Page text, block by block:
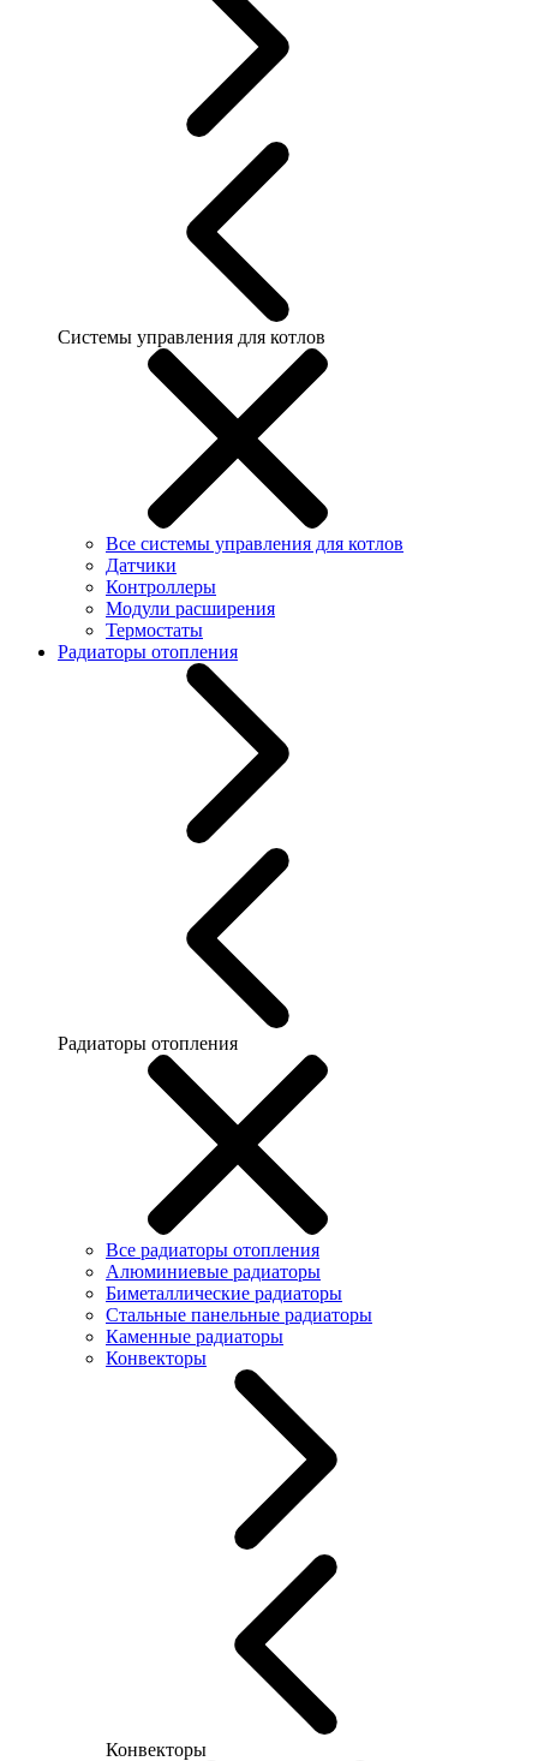
Системы управления для котлов
Все системы управления для котлов
Датчики
Контроллеры
Модули расширения
Термостаты
Радиаторы отопления
Радиаторы отопления
Все радиаторы отопления
Алюминиевые радиаторы
Биметаллические радиаторы
Стальные панельные радиаторы
Каменные радиаторы
Конвекторы
Конвекторы